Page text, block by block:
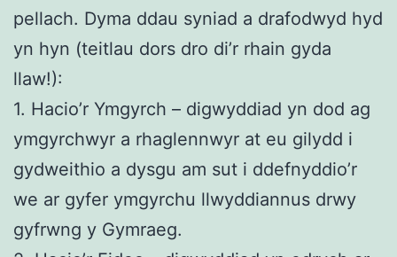
pellach. Dyma ddau syniad a drafodwyd hyd
yn hyn (teitlau dors dro di’r rhain gyda
llaw!):
1. Hacio’r Ymgyrch – digwyddiad yn dod ag
ymgyrchwyr a rhaglennwyr at eu gilydd i
gydweithio a dysgu am sut i ddefnyddio’r
we ar gyfer ymgyrchu llwyddiannus drwy
gyfrwng y Gymraeg.